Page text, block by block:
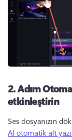
2. Adım
etkinleştirin
Ses dosyanızın
AI otomatik alt